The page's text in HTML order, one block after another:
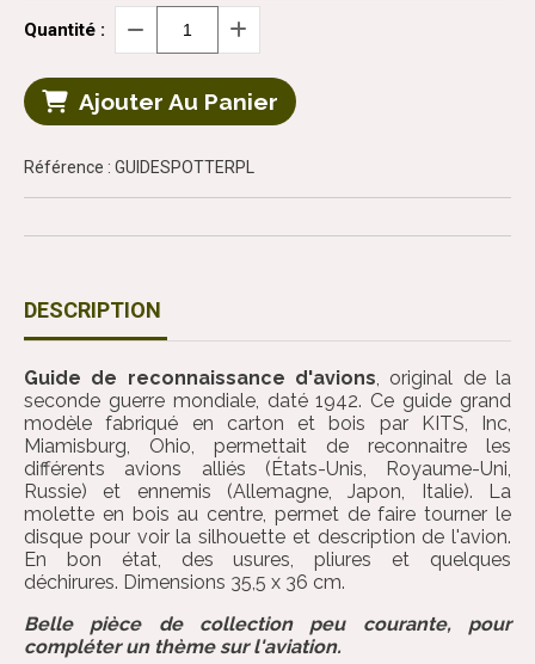
Quantité :
Ajouter Au Panier
Référence : GUIDESPOTTERPL
DESCRIPTION
Guide de reconnaissance d'avions, original de la
seconde guerre mondiale, daté 1942. Ce guide grand
modèle fabriqué en carton et bois par KITS, Inc,
Miamisburg, Ohio, permettait de reconnaitre les
différents avions alliés (États-Unis, Royaume-Uni,
Russie) et ennemis (Allemagne, Japon, Italie). La
molette en bois au centre, permet de faire tourner le
disque pour voir la silhouette et description de l'avion.
En bon état, des usures, pliures et quelques
déchirures. Dimensions 35,5 x 36 cm.
Belle pièce de collection peu courante, pour
compléter un thème sur l'aviation.